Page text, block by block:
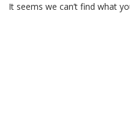
It seems we can’t find what